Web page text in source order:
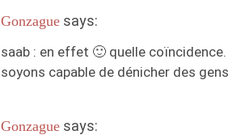
Gonzague says:
saab : en effet 🙂 quelle
soyons capable de dénicher des
Gonzague says: